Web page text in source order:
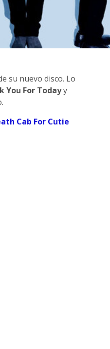
su nuevo disco. Lo
You For Todayy
Cab For Cutie